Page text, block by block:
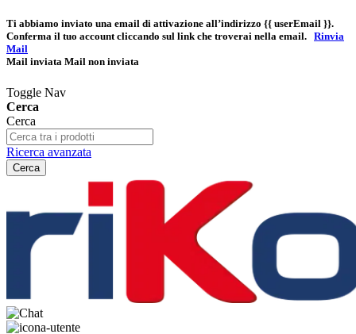
Ti abbiamo inviato una email di attivazione all’indirizzo {{ userEmail }}.
Conferma il tuo account cliccando sul link che troverai nella email. Rinvia
Mail
Mail inviata Mail non inviata
Toggle Nav
Cerca
Cerca
Ricerca avanzata
Cerca